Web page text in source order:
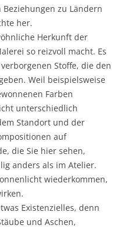
zu Ländern
her.
Herkunft der
so reizvoll macht. Es
Stoffe, die den
Weil beispielsweise
Farben
unterschiedlich
Standort und der
auf
die Sie hier sehen,
anders als im Atelier.
wiederkommen,
Existenzielles, denn
und Aschen,